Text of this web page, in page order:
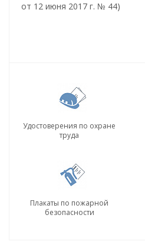
от 12 июня 2017 г. № 44)
Удостоверения по охране
труда
Плакаты по пожарной
безопасности